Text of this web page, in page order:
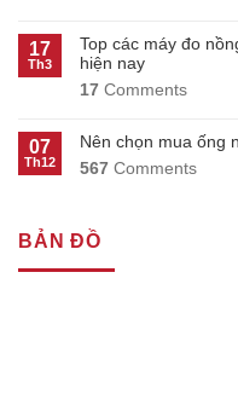
17
Th3
Top các máy đo
hiện nay
17 Comments
07
Th12
Nên chọn mua ống
567 Comments
BẢN ĐỒ